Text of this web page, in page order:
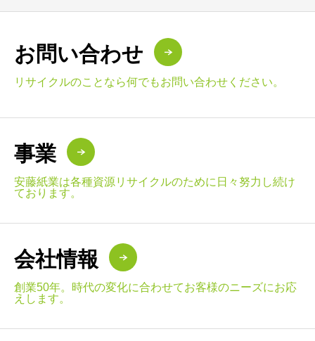
お問い合わせ
リサイクルのことなら何でもお問い合わせください。
事業
安藤紙業は各種資源リサイクルのために日々努力し続け
ております。
会社情報
創業50年。時代の変化に合わせてお客様のニーズにお応
えします。